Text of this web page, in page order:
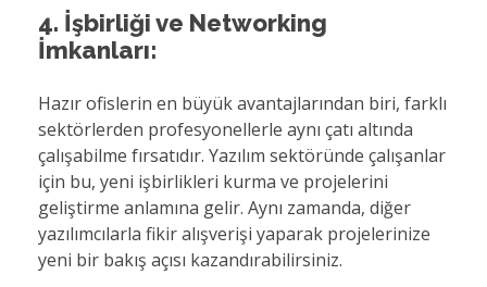
4. İşbirliği ve Networking
İmkanları:
Hazır ofislerin en büyük avantajlarından biri, farklı
sektörlerden profesyonellerle aynı çatı altında
çalışabilme fırsatıdır. Yazılım sektöründe çalışanlar
için bu, yeni işbirlikleri kurma ve projelerini
geliştirme anlamına gelir. Aynı zamanda, diğer
yazılımcılarla fikir alışverişi yaparak projelerinize
yeni bir bakış açısı kazandırabilirsiniz.